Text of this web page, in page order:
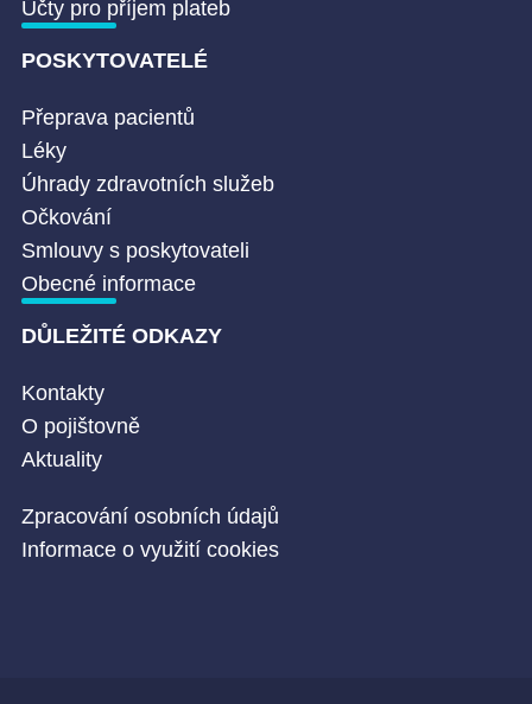
Účty pro příjem plateb
POSKYTOVATELÉ
Přeprava pacientů
Léky
Úhrady zdravotních služeb
Očkování
Smlouvy s poskytovateli
Obecné informace
DŮLEŽITÉ ODKAZY
Kontakty
O pojištovně
Aktuality
Zpracování osobních údajů
Informace o využití cookies